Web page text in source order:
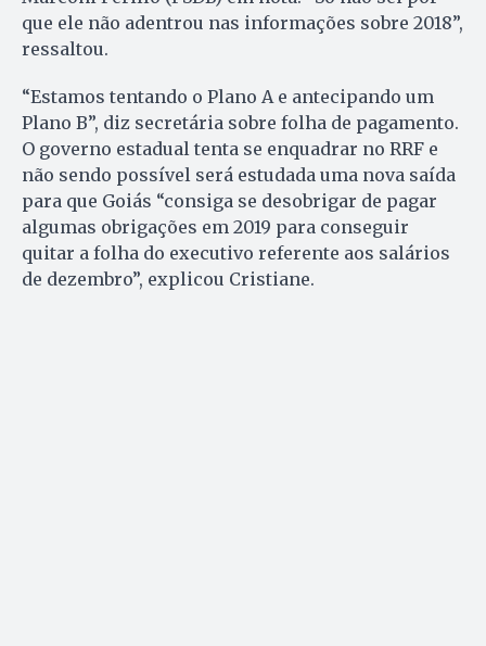
que ele não adentrou nas informações sobre 2018”,
ressaltou.
“Estamos tentando o Plano A e antecipando um
Plano B”, diz secretária sobre folha de pagamento.
O governo estadual tenta se enquadrar no RRF e
não sendo possível será estudada uma nova saída
para que Goiás “consiga se desobrigar de pagar
algumas obrigações em 2019 para conseguir
quitar a folha do executivo referente aos salários
de dezembro”, explicou Cristiane.